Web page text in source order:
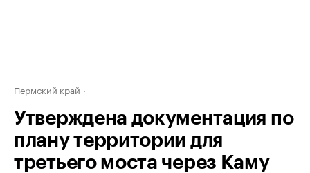
Пермский край
Утверждена документация по
плану территории для
третьего моста через Каму